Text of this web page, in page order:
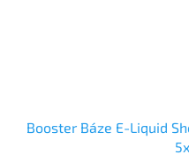
Booster Báze E-Liquid